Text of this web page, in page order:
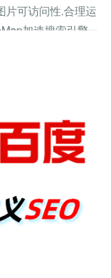
片可访问性.合理运
加速搜索引擎